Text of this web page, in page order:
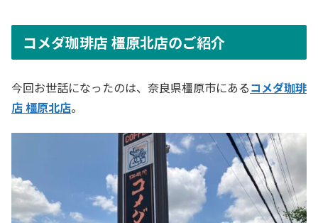
コメダ珈琲店 橿原北店のご紹介
今回お世話になったのは、奈良県橿原市にあるコメダ珈琲
店 橿原北店。